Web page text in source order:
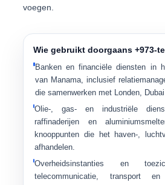
voegen.
Wie gebruikt doorgaans +973-
Banken en financiële diensten in
van Manama, inclusief
die samenwerken met Londen,
Olie-, gas- en industriële
raffinaderijen en
knooppunten die het haven-,
afhandelen.
Overheidsinstanties en
telecommunicatie, transport